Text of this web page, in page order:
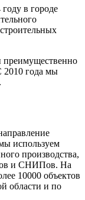
в городе
преимущественно
2010 года мы
используем
производства,
и СНИПов. На
10000 объектов
области и по